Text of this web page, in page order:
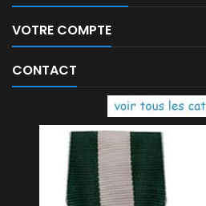
VOTRE COMPTE
CONTACT